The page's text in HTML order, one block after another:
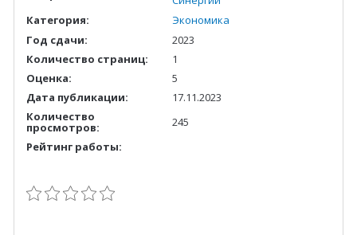
Категория:
Экономика
Год сдачи:
2023
Количество страниц:
1
Оценка:
5
Дата публикации:
17.11.2023
Количество
просмотров:
245
Рейтинг работы: